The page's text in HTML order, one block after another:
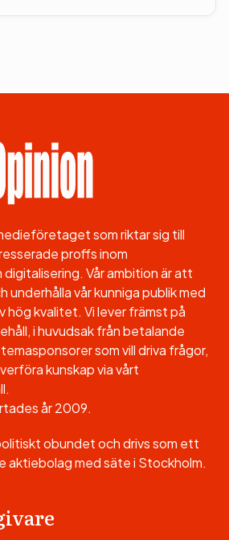
som riktar sig till
proffs inom
Vår ambition är att
underhålla vår kunniga publik med
hög kvalitet. Vi lever främst på
i huvudsak från betalande
som vill driva frågor,
kunskap via vårt
år 2009.
obundet och drivs som ett
aktiebolag med säte i Stockholm.